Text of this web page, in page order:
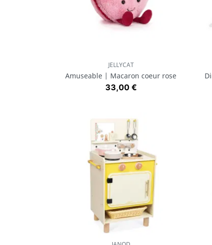
Aperçu rapide
JELLYCAT
Amuseable | Macaron coeur rose
Prix
33,00 €